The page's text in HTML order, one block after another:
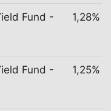
Fund -
1,28%
Fund -
1,25%